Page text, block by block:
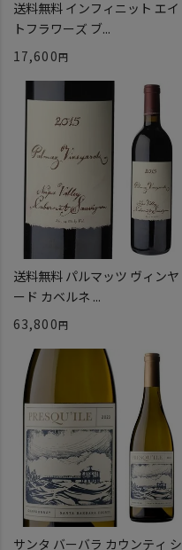
送料無料 インフィニット エイ
トフラワーズ ブ...
17,600
送料無料 パルマッツ ヴィンヤ
ード カベルネ ...
63,800
サンタ バーバラ カウンティ シ